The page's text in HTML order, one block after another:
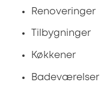
Renoveringer
Tilbygninger
Køkkener
Badeværelser